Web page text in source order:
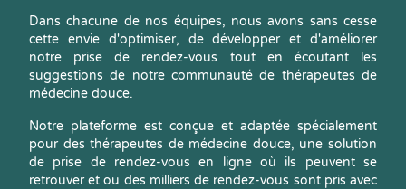
Dans chacune de nos équipes, nous avons sans cesse
cette envie d'optimiser, de développer et d'améliorer
notre prise de rendez-vous tout en écoutant les
suggestions de notre communauté de thérapeutes de
médecine douce.
Notre plateforme est conçue et adaptée spécialement
pour des thérapeutes de médecine douce, une solution
de prise de rendez-vous en ligne où ils peuvent se
retrouver et ou des milliers de rendez-vous sont pris avec